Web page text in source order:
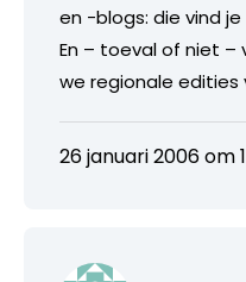
en -blogs: die vind
En – toeval of niet –
we regionale edities
26 januari 2006 om